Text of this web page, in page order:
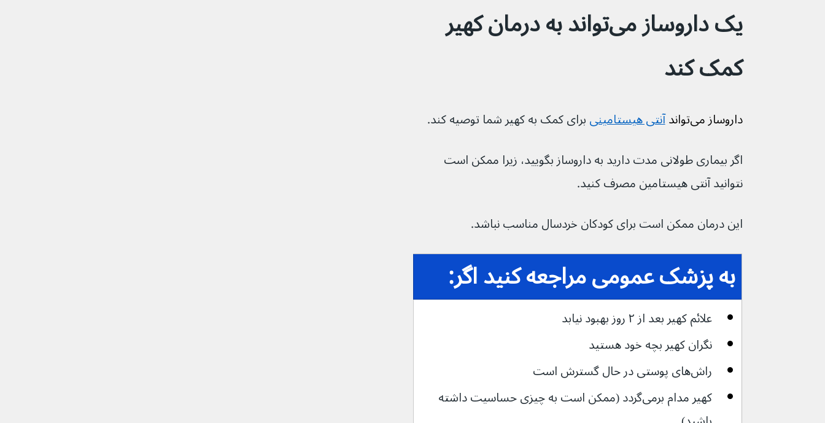
یک داروساز می‌تواند به درمان کهیر
کمک کند
داروساز می‌تواند آنتی هیستامینیبرای کمک به کهیر شما توصیه کند.
اگر بیماری طولانی مدت دارید به داروساز بگویید، زیرا ممکن است
نتوانید آنتی هیستامین مصرف کنید.
این درمان ممکن است برای کودکان خردسال مناسب نباشد.
به پزشک عمومی مراجعه کنید اگر:
علائم کهیر بعد از ۲ روز بهبود نیابد
نگران کهیر بچه خود هستید
راش‌های پوستی در حال گسترش است
کهیر مدام برمی‌گردد (ممکن است به چیزی حساسیت داشته